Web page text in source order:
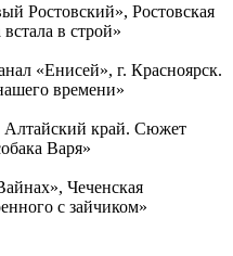
Ростовский», Ростовская
в строй»
«Енисей», г. Красноярск.
времени»
край. Сюжет
Варя»
Чеченская
с зайчиком»